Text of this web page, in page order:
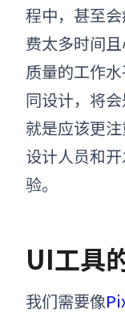
程中，甚至
费太多时间
质量的工作
同设计，将
就是应该更
设计人员和
验。
UI工具
我们需要像